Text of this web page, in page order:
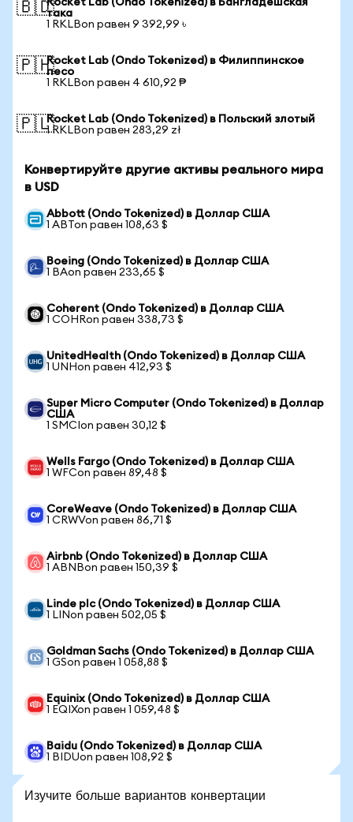
🇧🇩Rocket Lab (Ondo Tokenized) в Бангладешская
така
1 RKLBon равен 9 392,99 ৳
🇵🇭Rocket Lab (Ondo Tokenized) в Филиппинское
песо
1 RKLBon равен 4 610,92 ₱
🇵🇱Rocket Lab (Ondo Tokenized) в Польский злотый
1 RKLBon равен 283,29 zł
Конвертируйте другие активы реального мира
в USD
Abbott (Ondo Tokenized) в Доллар США
1 ABTon равен 108,63 $
Boeing (Ondo Tokenized) в Доллар США
1 BAon равен 233,65 $
Coherent (Ondo Tokenized) в Доллар США
1 COHRon равен 338,73 $
UnitedHealth (Ondo Tokenized) в Доллар США
1 UNHon равен 412,93 $
Super Micro Computer (Ondo Tokenized) в Доллар
США
1 SMCIon равен 30,12 $
Wells Fargo (Ondo Tokenized) в Доллар США
1 WFCon равен 89,48 $
CoreWeave (Ondo Tokenized) в Доллар США
1 CRWVon равен 86,71 $
Airbnb (Ondo Tokenized) в Доллар США
1 ABNBon равен 150,39 $
Linde plc (Ondo Tokenized) в Доллар США
1 LINon равен 502,05 $
Goldman Sachs (Ondo Tokenized) в Доллар США
1 GSon равен 1 058,88 $
Equinix (Ondo Tokenized) в Доллар США
1 EQIXon равен 1 059,48 $
Baidu (Ondo Tokenized) в Доллар США
1 BIDUon равен 108,92 $
Изучите больше вариантов конвертации